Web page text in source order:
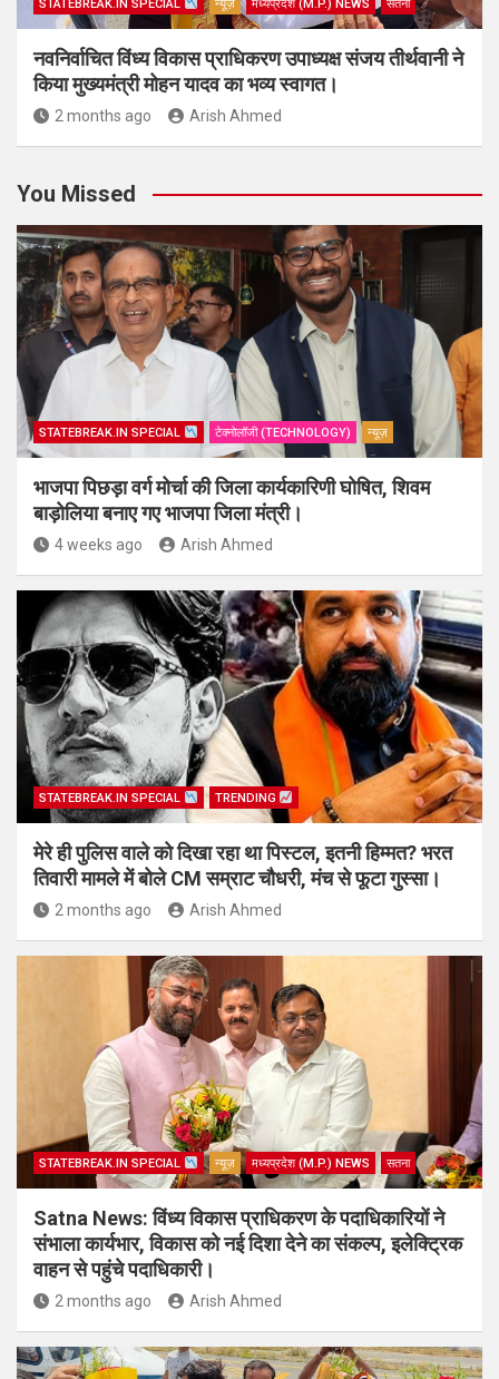
STATEBREAK.IN SPECIAL न्यूज़ मध्यप्रदेश (M.P.) NEWS सतना
नवनिर्वाचित विंध्य विकास प्राधिकरण उपाध्यक्ष संजय तीर्थवानी ने
किया मुख्यमंत्री मोहन यादव का भव्य स्वागत।
2 months ago Arish Ahmed
You Missed
STATEBREAK.IN SPECIAL टेक्नोलॉजी (TECHNOLOGY) न्यूज़
भाजपा पिछड़ा वर्ग मोर्चा की जिला कार्यकारिणी घोषित, शिवम
बाड़ोलिया बनाए गए भाजपा जिला मंत्री।
4 weeks ago Arish Ahmed
STATEBREAK.IN SPECIAL TRENDING
मेरे ही पुलिस वाले को दिखा रहा था पिस्टल, इतनी हिम्मत? भरत
तिवारी मामले में बोले CM सम्राट चौधरी, मंच से फूटा गुस्सा।
2 months ago Arish Ahmed
STATEBREAK.IN SPECIAL न्यूज़ मध्यप्रदेश (M.P.) NEWS सतना
Satna News: विंध्य विकास प्राधिकरण के पदाधिकारियों ने
संभाला कार्यभार, विकास को नई दिशा देने का संकल्प, इलेक्ट्रिक
वाहन से पहुंचे पदाधिकारी।
2 months ago Arish Ahmed